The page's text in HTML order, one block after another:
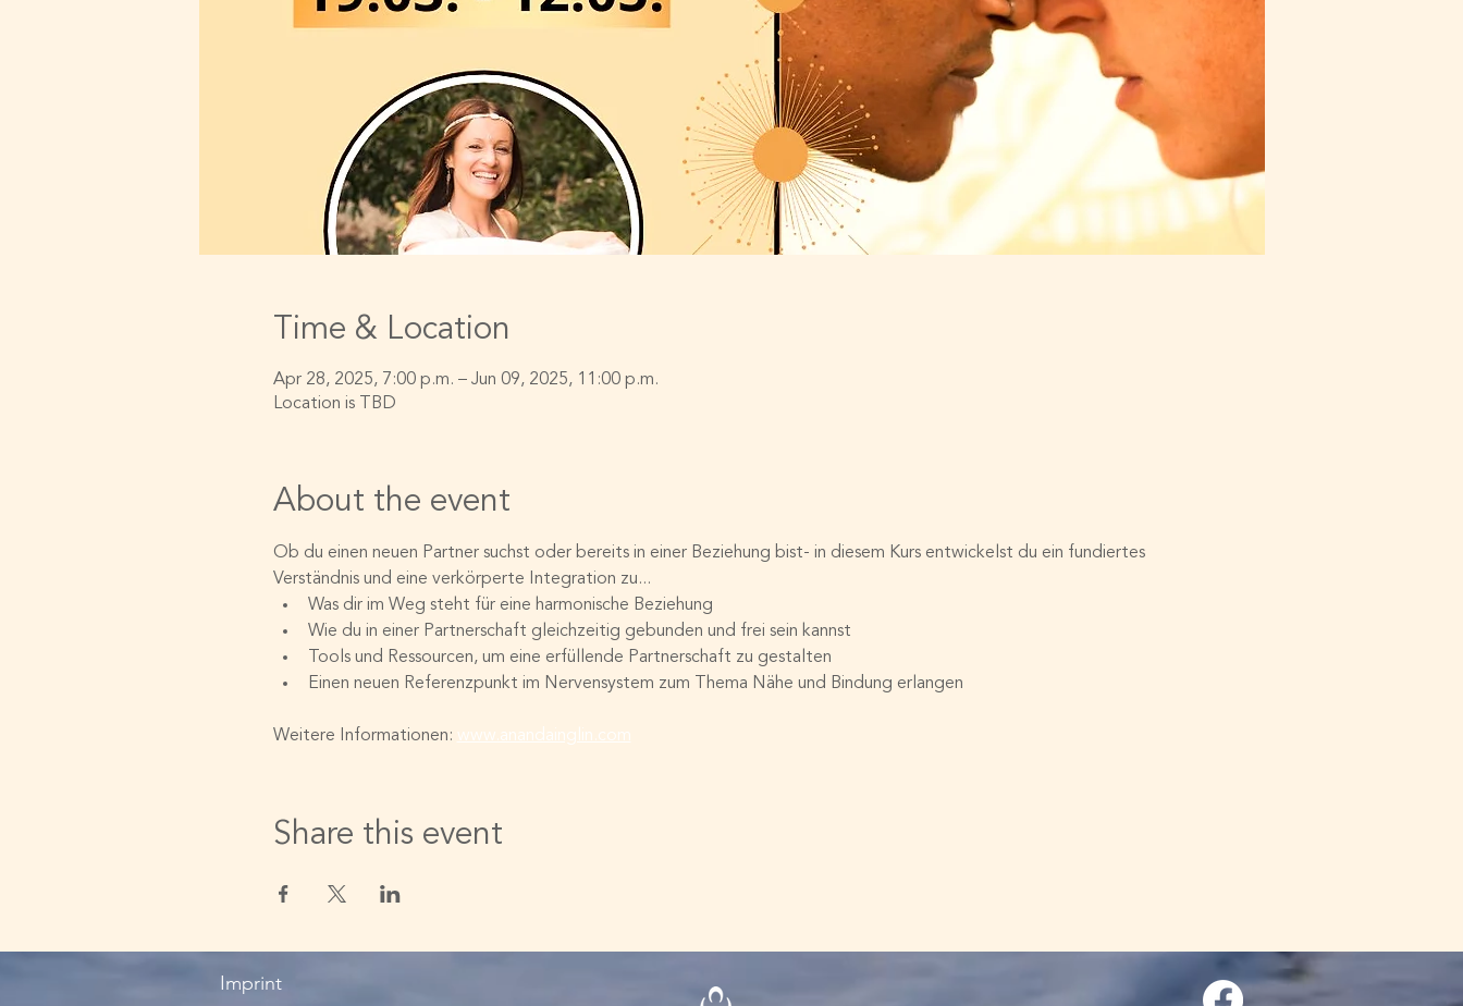
Time & Location
Apr 28, 2025, 7:00 p.m. – Jun 09, 2025, 11:00 p.m.
Location is TBD
About the event
Ob du einen neuen Partner suchst oder bereits in einer Beziehung bist- in diesem Kurs entwickelst du ein fundiertes
Verständnis und eine verkörperte Integration zu...
Was dir im Weg steht für eine harmonische Beziehung
Wie du in einer Partnerschaft gleichzeitig gebunden und frei sein kannst
Tools und Ressourcen, um eine erfüllende Partnerschaft zu gestalten
Einen neuen Referenzpunkt im Nervensystem zum Thema Nähe und Bindung erlangen
Weitere Informationen: www.anandainglin.com
Share this event
Imprint